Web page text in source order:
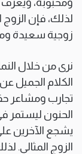
ومحبوبة، ويعرف
لذلك، فإن
زوجية سعيدة
نرى من خلال
الكلام الجميل
تجارب ومشاعر
الحنون ليستمر
يشجع الآخرين
الزوج المثالي.